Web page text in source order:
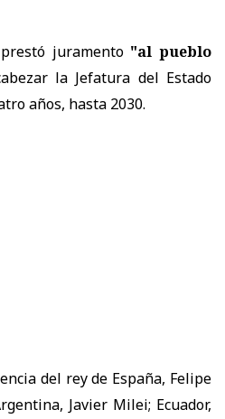
juramento "al pueblo
la Jefatura del Estado
años, hasta 2030.
del rey de España, Felipe
Javier Milei; Ecuador,